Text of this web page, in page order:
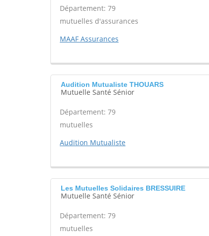
Département: 79
mutuelles d'assurances
MAAF Assurances
Audition Mutualiste THOUARS
Mutuelle Santé Sénior
Département: 79
mutuelles
Audition Mutualiste
Les Mutuelles Solidaires BRESSUIRE
Mutuelle Santé Sénior
Département: 79
mutuelles